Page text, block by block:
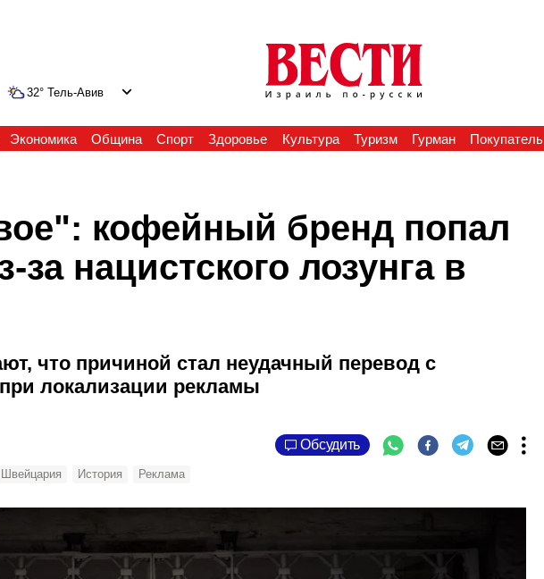
32° Тель-Авив
Экономика Община Спорт Здоровье Культура Туризм Гурман Покупатель
кофейный бренд попал
за нацистского лозунга в
что причиной стал неудачный перевод с
локализации рекламы
Обсудить
Швейцария История Реклама